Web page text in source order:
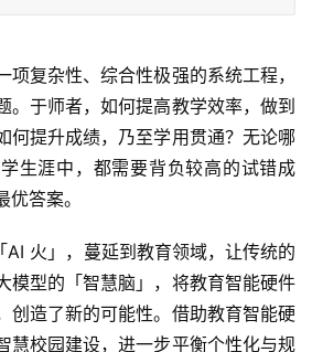
项复杂性、综合性极强的系统工程，
。于师者，如何提高教学效率，做到
何提升成绩，乃至学用贯通？无论哪
生涯中，都需要背负较高的试错成
答案。
火」，蔓延到教育领域，让传统的
模型的「智慧脑」，将教育智能硬件
创造了新的可能性。借助教育智能硬
慧校园建设，进一步平衡个性化与规